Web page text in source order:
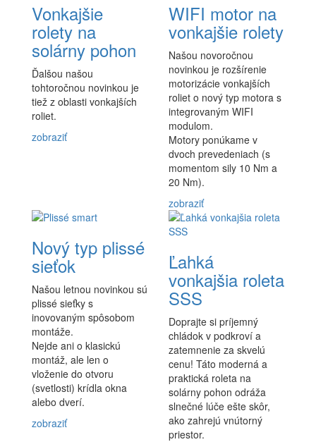
Vonkajšie
rolety na
solárny pohon
Ďalšou našou
tohtoročnou novinkou je
tiež z oblasti vonkajších
roliet.
zobraziť
WIFI motor na
vonkajšie rolety
Našou novoročnou
novinkou je rozšírenie
motorizácie vonkajších
roliet o nový typ motora s
integrovaným WIFI
modulom.
Motory ponúkame v
dvoch prevedeniach (s
momentom sily 10 Nm a
20 Nm).
zobraziť
Nový typ plissé
sieťok
Našou letnou novinkou sú
plissé sieťky s
inovovaným spôsobom
montáže.
Nejde ani o klasickú
montáž, ale len o
vloženie do otvoru
(svetlosti) krídla okna
alebo dverí.
zobraziť
Ľahká
vonkajšia roleta
SSS
Doprajte si príjemný
chládok v podkroví a
zatemnenie za skvelú
cenu! Táto moderná a
praktická roleta na
solárny pohon odráža
slnečné lúče ešte skôr,
ako zahrejú vnútorný
priestor.